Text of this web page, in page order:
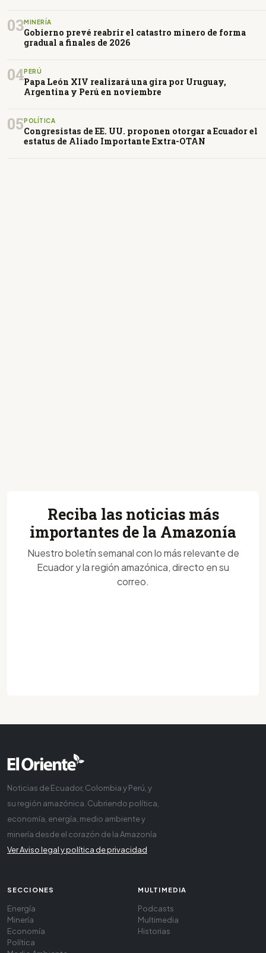
03MINERÍA
Gobierno prevé reabrir el catastro minero de forma
gradual a finales de 2026
04PERÚ
Papa León XIV realizará una gira por Uruguay,
Argentina y Perú en noviembre
05 POLÍTICA
Congresistas de EE. UU. proponen otorgar a Ecuador el
estatus de Aliado Importante Extra-OTAN
Reciba las noticias más
importantes de la Amazonía
Nuestro boletín semanal con lo más relevante de
Ecuador y la región amazónica, directo en su
correo.
Noticias de Ecuador, Colombia y Perú, y
su región amazónica. Cubriendo política,
economía, energía, medio ambiente y
minería desde el corazón de la Amazonía
Ver Aviso legal y política de privacidad
SECCIONES
Energía
Minería
Economía
Política
MULTIMEDIA
Podcasts
Multimedia
Historias